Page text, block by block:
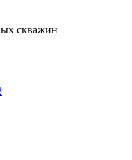
скважин